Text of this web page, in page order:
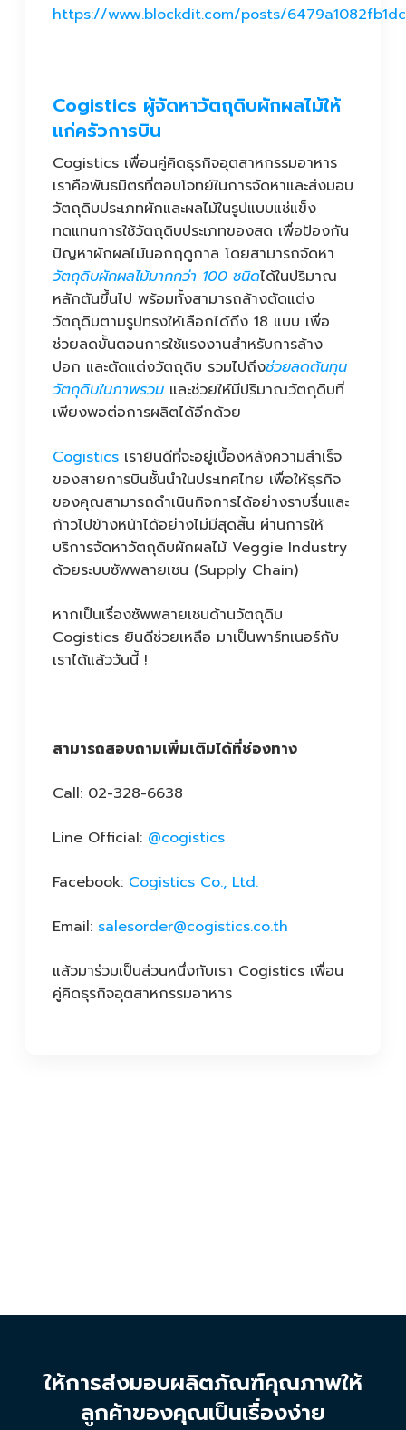
https://www.blockdit.com/posts/
Cogistics ผู้จัดหาวัตถุดิบผักผลไม้ให้
แก่ครัวการบิน
Cogistics เพื่อนคู่คิดธุรกิจอุตสาหกรรมอาหาร
เราคือพันธมิตรที่ตอบโจทย์ในการจัดหาและส่งมอบ
วัตถุดิบประเภทผักและผลไม้ในรูปแบบแช่แข็ง
ทดแทนการใช้วัตถุดิบประเภทของสด เพื่อป้องกัน
ปัญหาผักผลไม้นอกฤดูกาล โดยสามารถจัดหา
วัตถุดิบผักผลไม้มากกว่า 100 ชนิดได้ในปริมาณ
หลักตันขึ้นไป พร้อมทั้งสามารถล้างตัดแต่ง
วัตถุดิบตามรูปทรงให้เลือกได้ถึง 18 แบบ เพื่อ
ช่วยลดขั้นตอนการใช้แรงงานสำหรับการล้าง
ปอก และตัดแต่งวัตถุดิบ รวมไปถึงช่วยลดต้นทุน
วัตถุดิบในภาพรวม และช่วยให้มีปริมาณวัตถุดิบที่
เพียงพอต่อการผลิตได้อีกด้วย
Cogistics เรายินดีที่จะอยู่เบื้องหลังความสำเร็จ
ของสายการบินชั้นนำในประเทศไทย เพื่อให้ธุรกิจ
ของคุณสามารถดำเนินกิจการได้อย่างราบรื่นและ
ก้าวไปข้างหน้าได้อย่างไม่มีสุดสิ้น ผ่านการให้
บริการจัดหาวัตถุดิบผักผลไม้ Veggie Industry
ด้วยระบบซัพพลายเชน (Supply Chain)
หากเป็นเรื่องซัพพลายเชนด้านวัตถุดิบ
Cogistics ยินดีช่วยเหลือ มาเป็นพาร์ทเนอร์กับ
เราได้แล้ววันนี้ !
สามารถสอบถามเพิ่มเติมได้ที่ช่องทาง
Call: 02-328-6638
Line Official: @cogistics
Facebook: Cogistics Co., Ltd.
Email: salesorder@cogistics.co.th
แล้วมาร่วมเป็นส่วนหนึ่งกับเรา Cogistics เพื่อน
คู่คิดธุรกิจอุตสาหกรรมอาหาร
ให้การส่งมอบผลิตภัณฑ์คุณภาพให้
ลูกค้าของคุณเป็นเรื่องง่าย